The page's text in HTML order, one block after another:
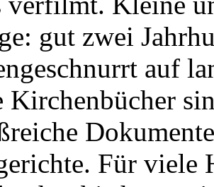
gut zwei
auf
Kirchenbücher
Für viele